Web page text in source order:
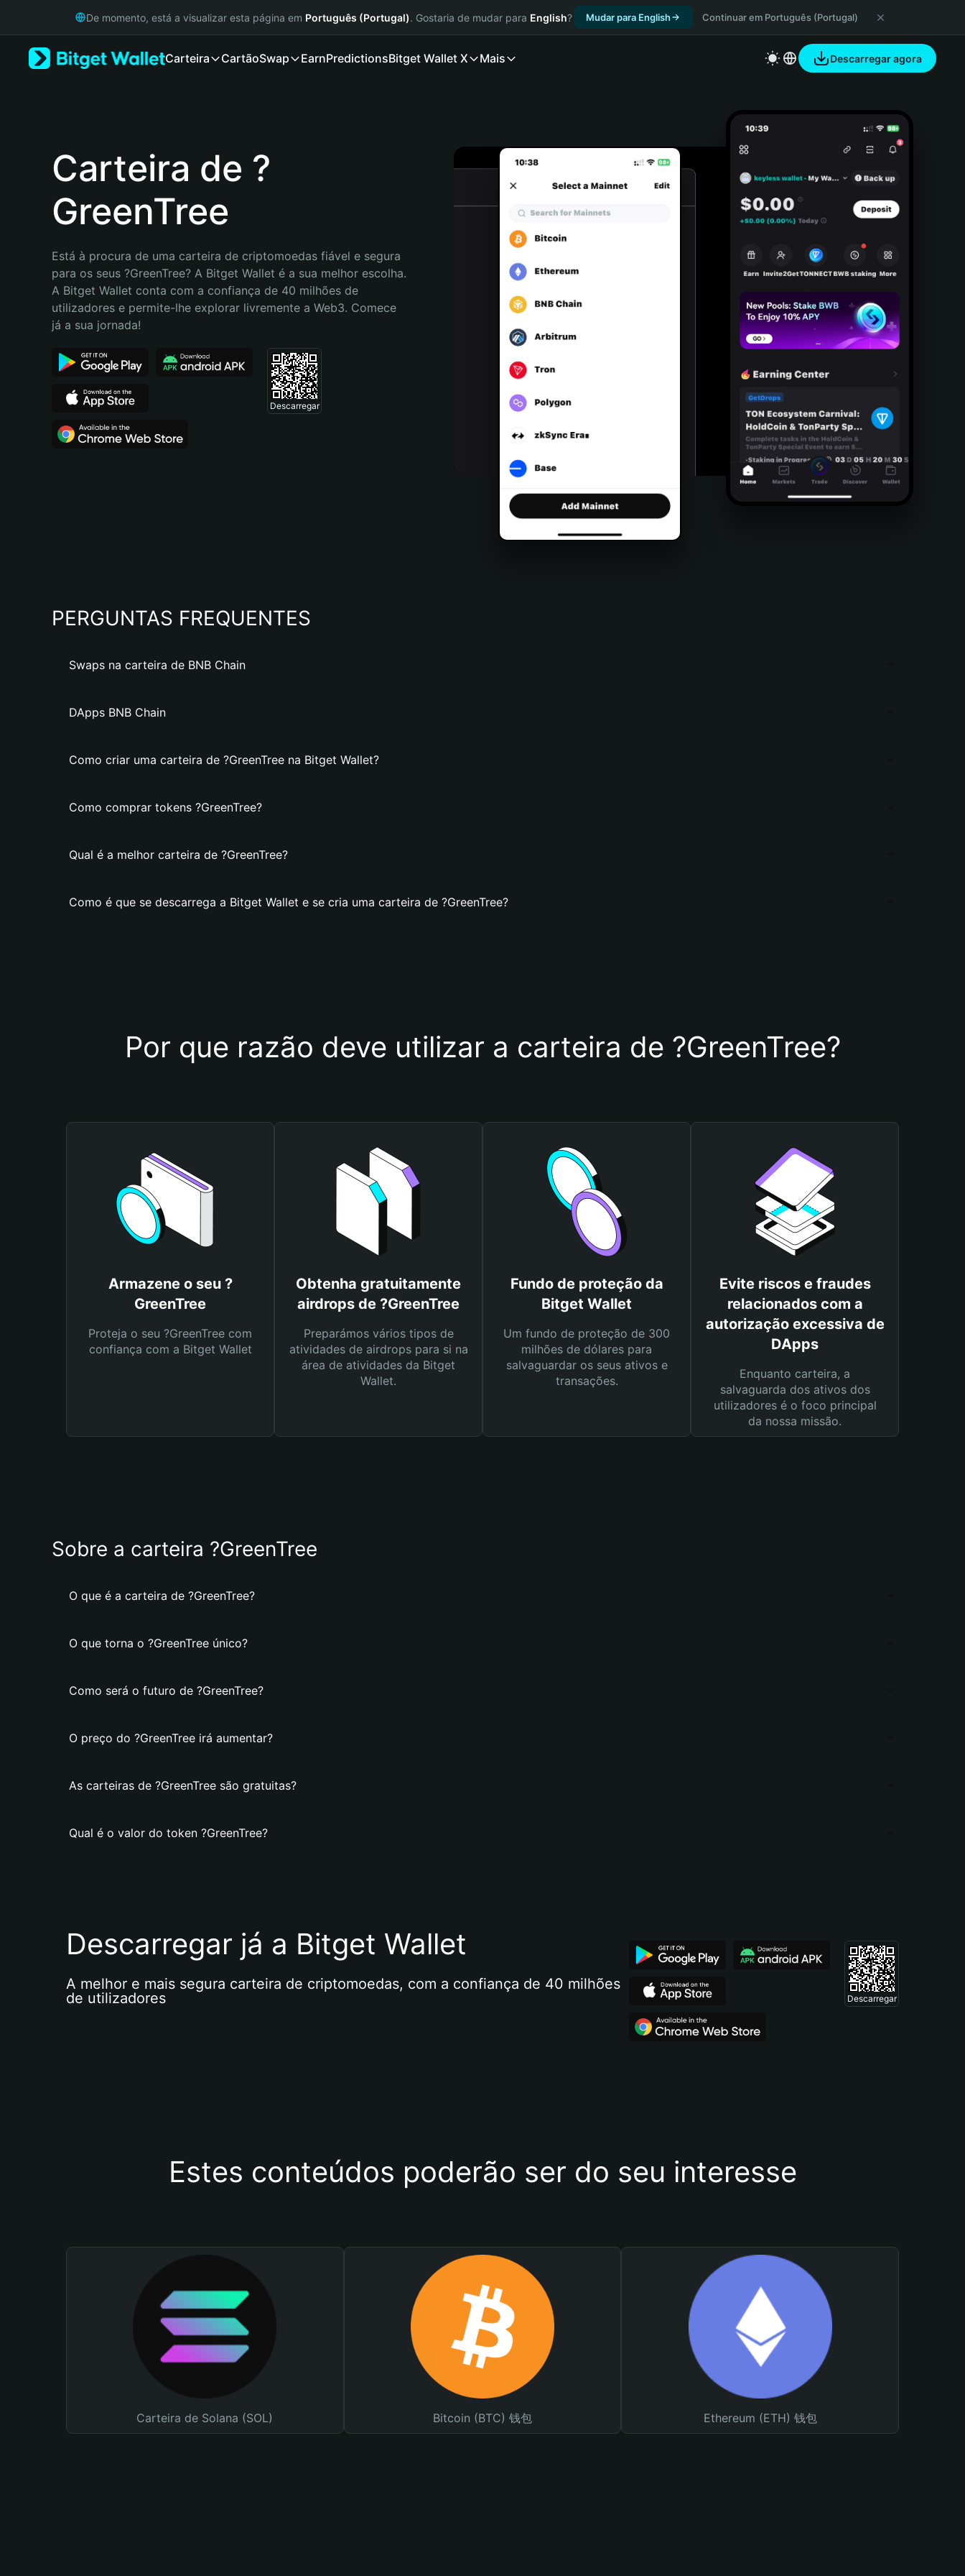
Русский
Português (Portugal)
Bahasa Indonesia
Português (Brasil)
Español (Argentina)
De momento, está a visualizar esta página em Português (Portugal). Gostaria de mudar para English? Mudar para English Continuar em Português (Portugal)
Carteira CartãoSwap EarnPredictionsBitget Wallet X Mais Descarregar agora
Carteira de ?
GreenTree
Está à procura de uma carteira de criptomoedas fiável e segura
para os seus ?GreenTree? A Bitget Wallet é a sua melhor escolha.
A Bitget Wallet conta com a confiança de 40 milhões de
utilizadores e permite-lhe explorar livremente a Web3. Comece
já a sua jornada!
Descarregar
PERGUNTAS FREQUENTES
Swaps na carteira de BNB Chain
DApps BNB Chain
Como criar uma carteira de ?GreenTree na Bitget Wallet?
Como comprar tokens ?GreenTree?
Qual é a melhor carteira de ?GreenTree?
Como é que se descarrega a Bitget Wallet e se cria uma carteira de ?GreenTree?
Por que razão deve utilizar a carteira de ?GreenTree?
Armazene o seu ?
GreenTree
Proteja o seu ?GreenTree com
confiança com a Bitget Wallet
Obtenha gratuitamente
airdrops de ?GreenTree
Preparámos vários tipos de
atividades de airdrops para si na
área de atividades da Bitget
Wallet.
Fundo de proteção da
Bitget Wallet
Um fundo de proteção de 300
milhões de dólares para
salvaguardar os seus ativos e
transações.
Evite riscos e fraudes
relacionados com a
autorização excessiva de
DApps
Enquanto carteira, a
salvaguarda dos ativos dos
utilizadores é o foco principal
da nossa missão.
Sobre a carteira ?GreenTree
O que é a carteira de ?GreenTree?
O que torna o ?GreenTree único?
Como será o futuro de ?GreenTree?
O preço do ?GreenTree irá aumentar?
As carteiras de ?GreenTree são gratuitas?
Qual é o valor do token ?GreenTree?
Descarregar já a Bitget Wallet
A melhor e mais segura carteira de criptomoedas, com a confiança de 40 milhões
de utilizadores
Descarregar
Estes conteúdos poderão ser do seu interesse
Carteira de Solana (SOL) Bitcoin (BTC) 钱包 Ethereum (ETH) 钱包